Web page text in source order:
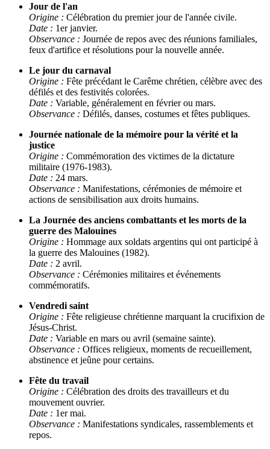
Jour de l'an
Origine : Célébration du premier jour de l'année civile.
Date : 1er janvier.
Observance : Journée de repos avec des réunions familiales,
feux d'artifice et résolutions pour la nouvelle année.
Le jour du carnaval
Origine : Fête précédant le Carême chrétien, célèbre avec des
défilés et des festivités colorées.
Date : Variable, généralement en février ou mars.
Observance : Défilés, danses, costumes et fêtes publiques.
Journée nationale de la mémoire pour la vérité et la
justice
Origine : Commémoration des victimes de la dictature
militaire (1976-1983).
Date : 24 mars.
Observance : Manifestations, cérémonies de mémoire et
actions de sensibilisation aux droits humains.
La Journée des anciens combattants et les morts de la
guerre des Malouines
Origine : Hommage aux soldats argentins qui ont participé à
la guerre des Malouines (1982).
Date : 2 avril.
Observance : Cérémonies militaires et événements
commémoratifs.
Vendredi saint
Origine : Fête religieuse chrétienne marquant la crucifixion de
Jésus-Christ.
Date : Variable en mars ou avril (semaine sainte).
Observance : Offices religieux, moments de recueillement,
abstinence et jeûne pour certains.
Fête du travail
Origine : Célébration des droits des travailleurs et du
mouvement ouvrier.
Date : 1er mai.
Observance : Manifestations syndicales, rassemblements et
repos.